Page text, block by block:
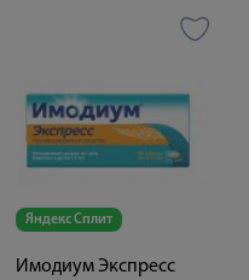
Яндекс Сплит
Имодиум Экспресс